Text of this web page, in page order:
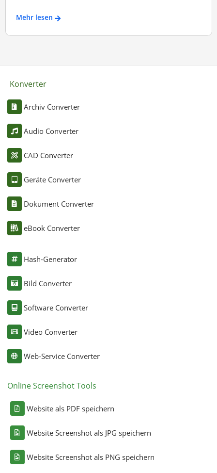
Mehr lesen
Konverter
Archiv Converter
Audio Converter
CAD Converter
Geräte Converter
Dokument Converter
eBook Converter
Hash-Generator
Bild Converter
Software Converter
Video Converter
Web-Service Converter
Online Screenshot Tools
Website als PDF speichern
Website Screenshot als JPG speichern
Website Screenshot als PNG speichern